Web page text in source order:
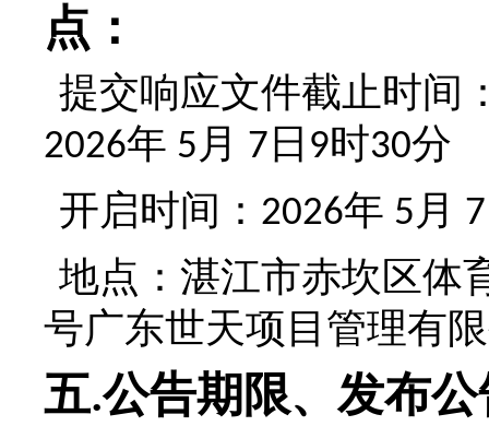
点：
提交响应文件截止时间
2026年 5 月 7 日 9时30分
开启时间 ： 2026年 5 月 7
地点： 湛江市赤坎区体
号广东世天项目管理有
五.公告期限、发布